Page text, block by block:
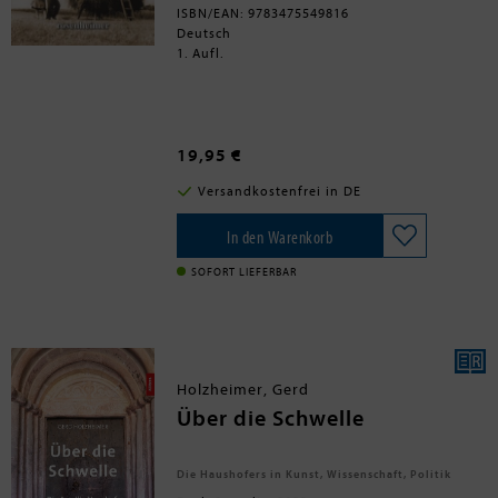
Alexander II. in Bad Kissingen gefeit. Der
Erste Weltkrieg beendete schließlich das
mondäne Leben aller Kurorte und die
Bezeichnung »Hofbad« ist heute
Ausstattung, wie sie heute noch zu
ISBN/EAN: 9783475549816
Deutsch
1. Aufl.
19,95 €
Versandkostenfrei in DE
In den Warenkorb
SOFORT LIEFERBAR
Holzheimer, Gerd
Über die Schwelle
Die Haushofers in Kunst, Wissenschaft, Politik